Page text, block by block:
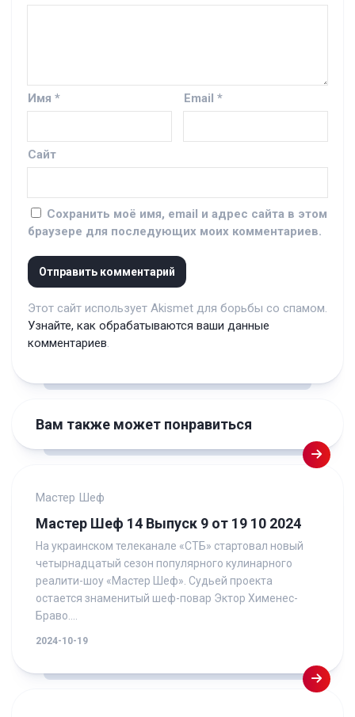
Имя * Email *
Сайт
Сохранить моё имя, email и адрес сайта в этом
браузере для последующих моих комментариев.
Этот сайт использует Akismet для борьбы со спамом.
Узнайте, как обрабатываются ваши данные
комментариев.
Вам также может понравиться
Мастер Шеф
Мастер Шеф 14 Выпуск 9 от 19 10 2024
На украинском телеканале «СТБ» стартовал новый
четырнадцатый сезон популярного кулинарного
реалити-шоу «Мастер Шеф». Судьей проекта
остается знаменитый шеф-повар Эктор Хименес-
Браво....
2024-10-19